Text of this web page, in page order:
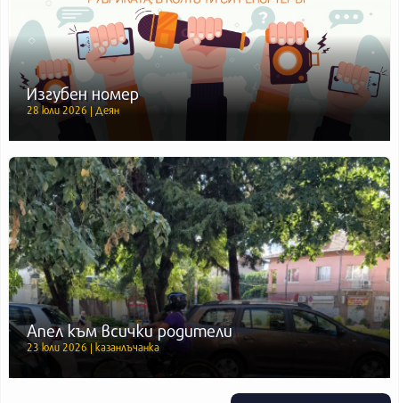
Изгубен номер
28 юли 2026 | Деян
Апел към всички родители
23 юли 2026 | казанлъчанка